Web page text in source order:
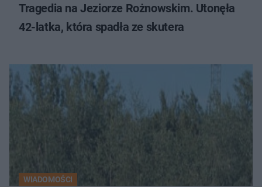
Tragedia na Jeziorze Rożnowskim. Utonęła
42-latka, która spadła ze skutera
WIADOMOŚCI